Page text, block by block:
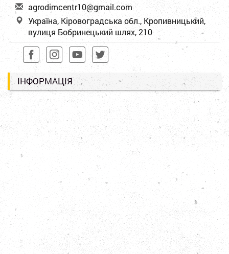
agrodimcentr10@gmail.com
Україна, Кіровоградська обл., Кропивницький,
вулиця Бобринецький шлях, 210
ІНФОРМАЦІЯ